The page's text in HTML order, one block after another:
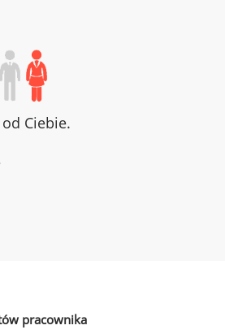
Ciebie.
pracownika